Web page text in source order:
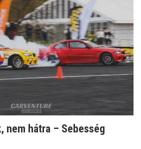
nem hátra – Sebesség